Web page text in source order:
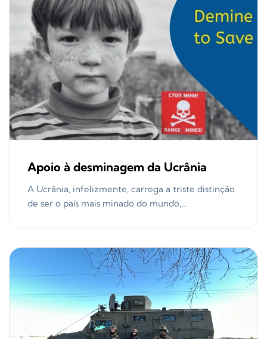
Apoio à desminagem da Ucrânia
A Ucrânia, infelizmente, carrega a triste distinção
de ser o país mais minado do mundo,...